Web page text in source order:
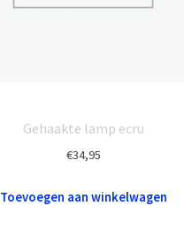
Gehaakte lamp ecru
€34,95
Toevoegen aan winkelwagen